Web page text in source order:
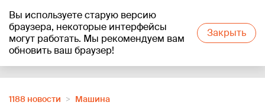
Вы используете старую версию
браузера, некоторые интерфейсы
могут работать. Мы рекомендуем вам
обновить ваш браузер!
Закрыть
+18°C
1188 новости
Машина